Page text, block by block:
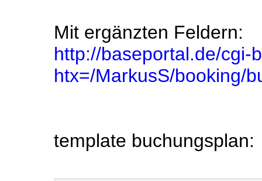
Mit ergänzten Feldern:
http://baseportal.de/cgi-
htx=/MarkusS/booking/
template buchungsplan: